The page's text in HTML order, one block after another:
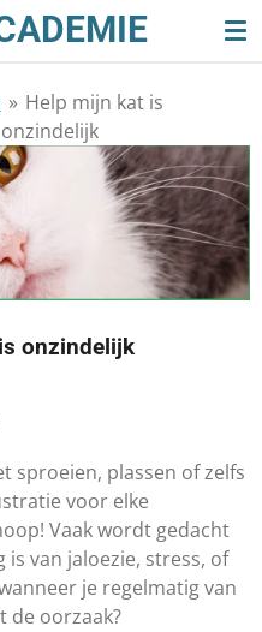
» Help mijn kat is
onzindelijk
onzindelijk
sproeien, plassen of zelfs
voor elke
Vaak wordt gedacht
van jaloezie, stress, of
je regelmatig van
de oorzaak?